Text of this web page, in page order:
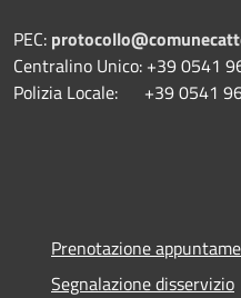
PEC:
Centralino Unico: +39 0541
Polizia Locale: +39 0541
Prenotazione
Segnalazione disservizio